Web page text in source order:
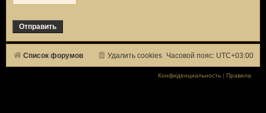
Список форумов Часовой пояс: UTC+03:00
Удалить cookies
Конфиденциальность Правила